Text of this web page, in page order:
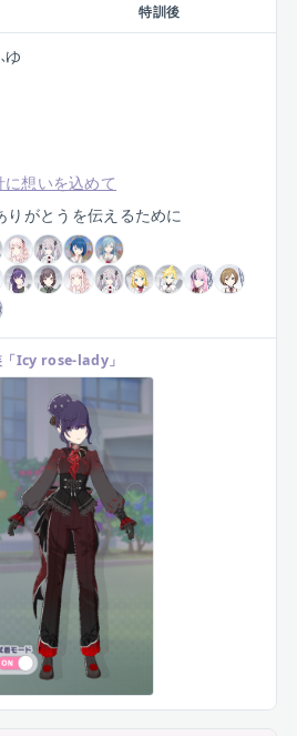
特訓後
ゆ
に想いを込めて
りがとうを伝えるために
「Icy rose-lady」